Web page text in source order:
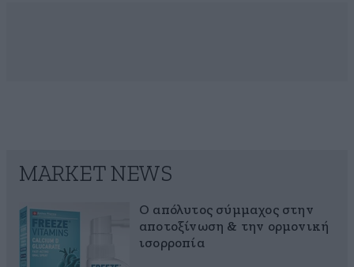
MARKET NEWS
Ο απόλυτος σύμμαχος στην
αποτοξίνωση & την ορμονική
ισορροπία